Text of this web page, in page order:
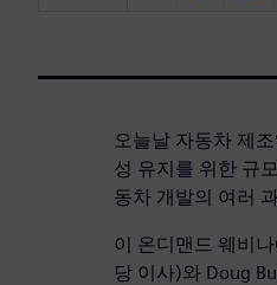
오늘날 자동차 제
성 유지를 위한 규
동차 개발의 여러
이 온디맨드 웨비
당 이사)와 Doug